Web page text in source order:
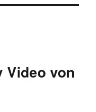
Video von